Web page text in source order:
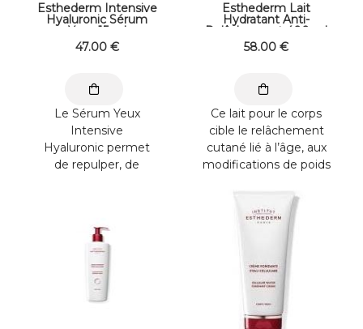
Esthederm Intensive
Hyaluronic Sérum
Yeux 15 ml
47.00 €
Le Sérum Yeux
Intensive
Hyaluronic permet
de repulper, de
Esthederm Lait
Hydratant Anti-
Relâchement 400 ml
Offre non cumulable
58.00 €
Ce lait pour le corps
cible le relâchement
cutané lié à l’âge, aux
modifications de poids